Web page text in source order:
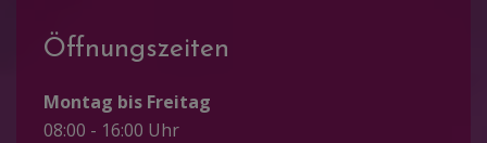
Öffnungszeiten
Montag bis Freitag
08:00 - 16:00 Uhr